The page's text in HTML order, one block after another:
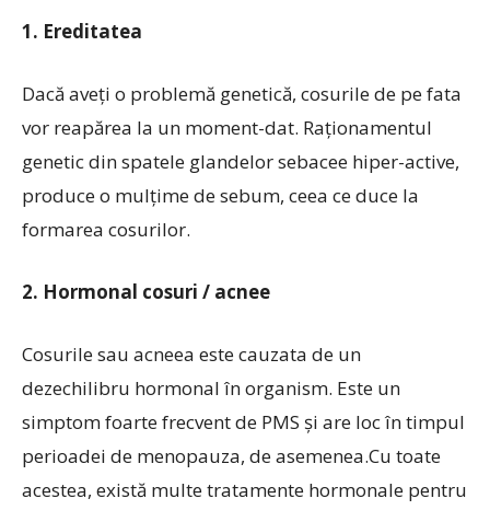
1. Ereditatea
Dacă aveți o problemă genetică, cosurile de pe fata
vor reapărea la un moment-dat. Raționamentul
genetic din spatele glandelor sebacee hiper-active,
produce o mulțime de sebum, ceea ce duce la
formarea cosurilor.
2. Hormonal cosuri / acnee
Cosurile sau acneea este cauzata de un
dezechilibru hormonal în organism. Este un
simptom foarte frecvent de PMS și are loc în timpul
perioadei de menopauza, de asemenea.Cu toate
acestea, există multe tratamente hormonale pentru